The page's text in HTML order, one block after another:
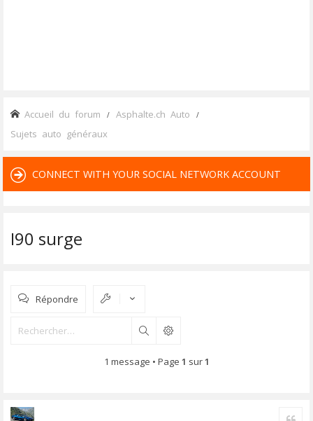
Accueil du forum Asphalte.ch Auto
Sujets auto généraux
CONNECT WITH YOUR SOCIAL NETWORK ACCOUNT
I90 surge
Répondre
Rechercher
1 message • Page 1 sur1